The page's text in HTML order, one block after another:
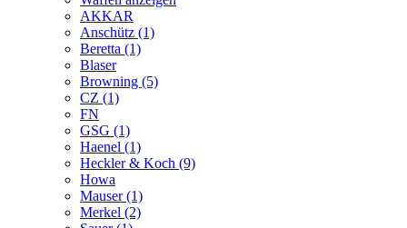
AKKAR
Anschütz (1)
Beretta (1)
Blaser
Browning (5)
CZ (1)
FN
GSG (1)
Haenel (1)
Heckler & Koch (9)
Howa
Mauser (1)
Merkel (2)